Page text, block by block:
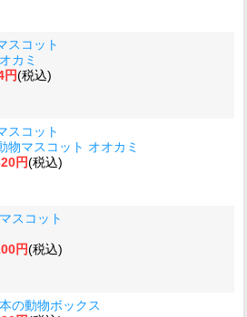
スコット
カミ
円(税込)
スコット
物マスコット オオカミ
円(税込)
スコット
円(税込)
の動物ボックス